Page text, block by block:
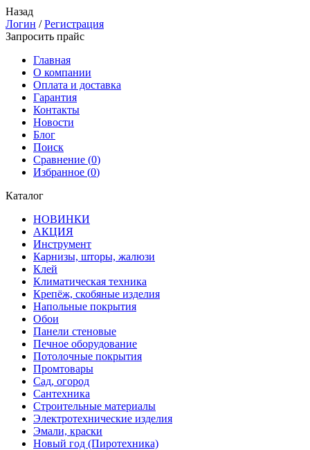
Назад
Логин /Регистрация
Запросить прайс
Главная
О компании
Оплата и доставка
Гарантия
Контакты
Новости
Блог
Поиск
Сравнение (0)
Избранное (0)
Каталог
НОВИНКИ
АКЦИЯ
Инструмент
Карнизы, шторы, жалюзи
Клей
Климатическая техника
Крепёж, скобяные изделия
Напольные покрытия
Обои
Панели стеновые
Печное оборудование
Потолочные покрытия
Промтовары
Сад, огород
Сантехника
Строительные материалы
Электротехнические изделия
Эмали, краски
Новый год (Пиротехника)